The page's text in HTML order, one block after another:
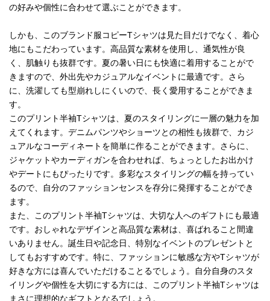
の好みや個性に合わせて選ぶことができます。
しかも、このブランド服コピーTシャツは見た目だけでなく、着心
地にもこだわっています。高品質な素材を使用し、通気性が良
く、肌触りも抜群です。夏の暑い日にも快適に着用することがで
きますので、外出先やカジュアルなイベントに最適です。さら
に、洗濯しても型崩れしにくいので、長く愛用することができま
す。
このプリント半袖Tシャツは、夏のスタイリングに一層の魅力を加
えてくれます。デニムパンツやショーツとの相性も抜群で、カジ
ュアルなコーディネートを簡単に作ることができます。さらに、
ジャケットやカーディガンを合わせれば、ちょっとしたお出かけ
やデートにもぴったりです。多彩なスタイリングの幅を持ってい
るので、自分のファッションセンスを存分に発揮することができ
ます。
また、このプリント半袖Tシャツは、大切な人へのギフトにも最適
です。おしゃれなデザインと高品質な素材は、喜ばれること間違
いありません。誕生日や記念日、特別なイベントのプレゼントと
してもおすすめです。特に、ファッションに敏感な方やTシャツが
好きな方には喜んでいただけることるでしょう。自分自身のスタ
イリングや個性を大切にする方には、このプリント半袖Tシャツは
まさに理想的なギフトとなるでしょう。